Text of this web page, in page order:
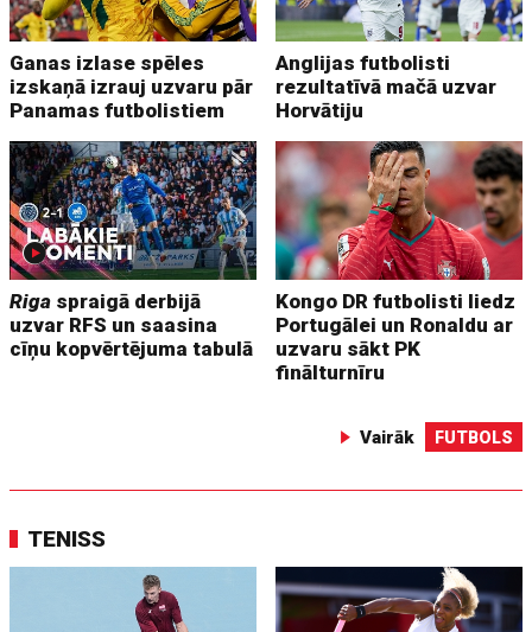
Ganas izlase spēles
izskaņā izrauj uzvaru pār
Panamas futbolistiem
Anglijas futbolisti
rezultatīvā mačā uzvar
Horvātiju
Riga spraigā derbijā
uzvar RFS un saasina
cīņu kopvērtējuma tabulā
Kongo DR futbolisti liedz
Portugālei un Ronaldu ar
uzvaru sākt PK
finālturnīru
Vairāk FUTBOLS
TENISS